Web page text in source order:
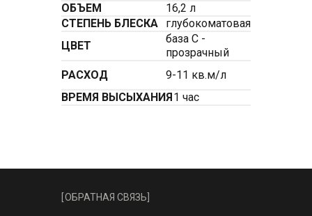
ОБЪЕМ
16,2 л
СТЕПЕНЬ БЛЕСКА
глубокоматовая
ЦВЕТ
база С -
прозрачный
РАСХОД
9-11 кв.м/л
ВРЕМЯ ВЫСЫХАНИЯ1 час
ОБРАТНАЯ СВЯЗЬ